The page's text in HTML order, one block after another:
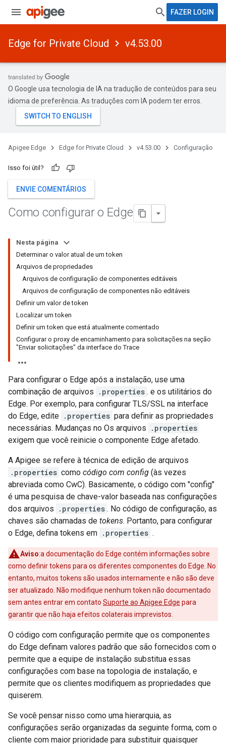
FAZER LOGIN
Edge for Private Cloud v4.53.00
O Google usa tecnologia de IA na tradução de conteúdos para seu
idioma de preferência. As traduções com IA podem ter erros.
Apigee Edge Edge for Private Cloud v4.53.00 Configuração
Isso foi útil?
ENVIE COMENTÁRIOS
Como configurar o Edge
Nesta página
Determinar o valor atual de um token
Arquivos de propriedades
Arquivos de configuração de componentes editáveis
Arquivos de configuração de componentes não editáveis
Definir um valor de token
Localizar um token
Definir um token que está atualmente comentado
Configurar o proxy de encaminhamento para solicitações na seção
"Enviar solicitações" da interface do Trace
Para configurar o Edge após a instalação, use uma
combinação de arquivos
.properties . e os utilitários do
Edge. Por exemplo, para configurar TLS/SSL na interface
do Edge, edite .properties para definir as propriedades
necessárias. Mudanças no Os arquivos
.properties
exigem que você reinicie o componente Edge afetado.
A Apigee se refere à técnica de edição de arquivos
.properties como código com config (às vezes
abreviada como CwC). Basicamente, o código com "config"
é uma pesquisa de chave-valor baseada nas configurações
dos arquivos
.properties . No código de configuração, as
chaves são chamadas de tokens. Portanto, para configurar
o Edge, defina tokens em .properties .
Aviso:a documentação do Edge contém informações sobre
como definir tokens para os diferentes componentes do Edge. No
entanto, muitos tokens são usados internamente e não são deve
ser atualizado. Não modifique nenhum token não documentado
sem antes entrar em contato Suporte ao Apigee Edge para
garantir que não haja efeitos colaterais imprevistos.
O código com configuração permite que os componentes
do Edge definam valores padrão que são fornecidos com o
permite que a equipe de instalação substitua essas
configurações com base na topologia de instalação, e
permite que os clientes modifiquem as propriedades que
quiserem.
Se você pensar nisso como uma hierarquia, as
configurações serão organizadas da seguinte forma, com o
cliente com maior prioridade para substituir quaisquer